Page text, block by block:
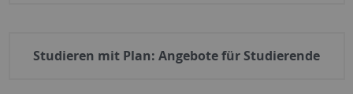
Studieren mit Plan: Angebote für Studierende